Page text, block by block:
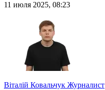
11 июля 2025, 08:23
Віталій Ковальчук Журналист